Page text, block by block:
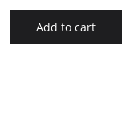
Add to cart